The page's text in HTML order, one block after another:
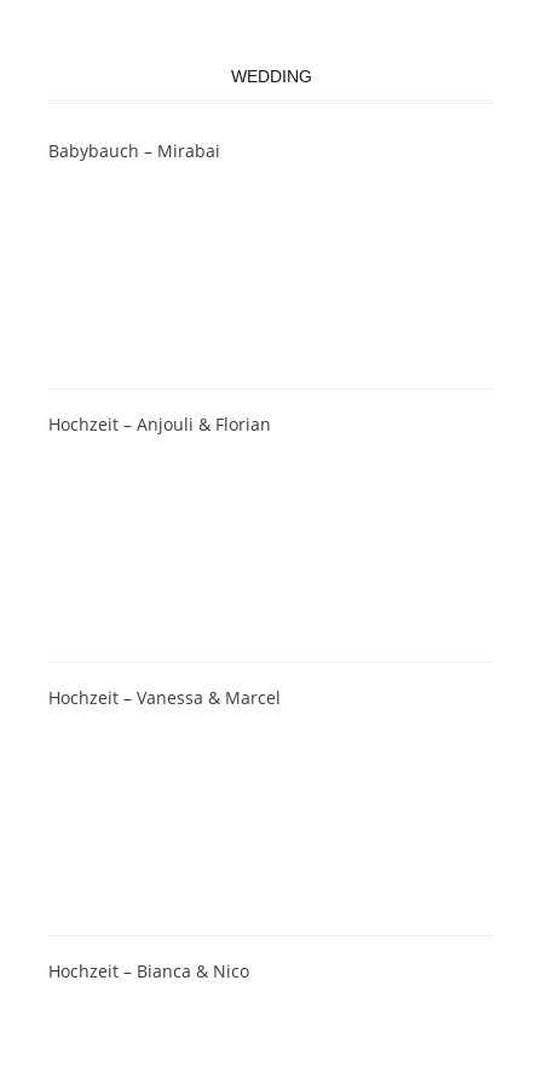
WEDDING
Babybauch – Mirabai
Hochzeit – Anjouli & Florian
Hochzeit – Vanessa & Marcel
Hochzeit – Bianca & Nico